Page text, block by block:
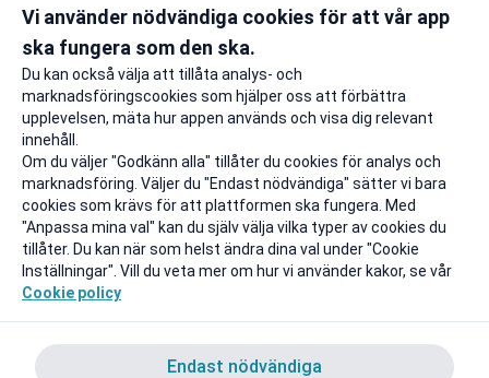
rikare.
Rapportera ett problem
Vi använder nödvändiga cookies för att vår app
ska fungera som den ska.
Du kan också välja att tillåta analys- och
marknadsföringscookies som hjälper oss att förbättra
upplevelsen, mäta hur appen används och visa dig relevant
innehåll.
Om du väljer "Godkänn alla" tillåter du cookies för analys och
marknadsföring. Väljer du "Endast nödvändiga" sätter vi bara
cookies som krävs för att plattformen ska fungera. Med
"Anpassa mina val" kan du själv välja vilka typer av cookies du
tillåter. Du kan när som helst ändra dina val under "Cookie
Inställningar". Vill du veta mer om hur vi använder kakor, se vår
Cookie policy
Endast nödvändiga